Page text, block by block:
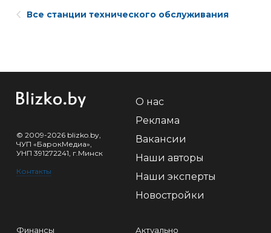
Все станции технического обслуживания
© 2009-2026 blizko.by,
ЧУП «БарокМедиа»,
УНП 391272241, г.Минск
Контакты
О нас
Реклама
Вакансии
Наши авторы
Наши эксперты
Новостройки
Финансы Актуально